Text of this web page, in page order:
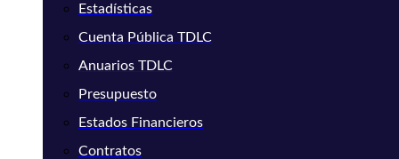
Estadísticas
Cuenta Pública TDLC
Anuarios TDLC
Presupuesto
Estados Financieros
Contratos